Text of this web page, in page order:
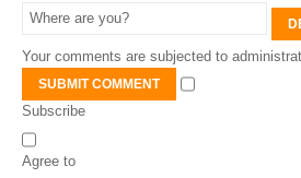
Your comments are subjected to
SUBMIT COMMENT
Subscribe
Agree to